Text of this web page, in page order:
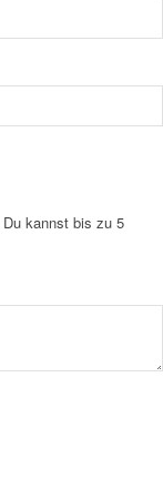
Du kannst bis zu 5